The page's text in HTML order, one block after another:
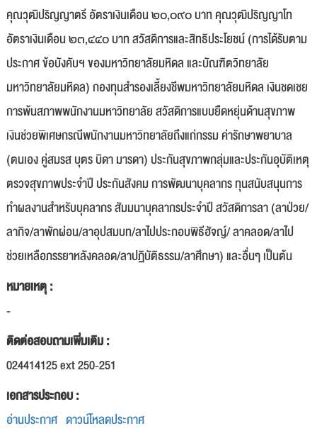
คุณวุฒิปริญญาตรี อัตราเงินเดือน ๒๐,๐๙๐ บาท คุณวุฒิปริญญาโท
อัตราเงินเดือน ๒๓,๔๔๐ บาท สวัสดิการและสิทธิประโยชน์ (การได้รับตาม
ประกาศ ข้อบังคับฯ ของมหาวิทยาลัยมหิดล และบัณฑิตวิทยาลัย
มหาวิทยาลัยมหิดล) กองทุนสำรองเลี้ยงชีพมหาวิทยาลัยมหิดล เงินชดเชย
การพ้นสภาพพนักงานมหาวิทยาลัย สวัสดิการแบบยืดหยุ่นด้านสุขภาพ
เงินช่วยพิเศษกรณีพนักงานมหาวิทยาลัยถึงแก่กรรม ค่ารักษาพยาบาล
(ตนเอง คู่สมรส บุตร บิดา มารดา) ประกันสุขภาพกลุ่มและประกันอุบัติเหตุ
ตรวจสุขภาพประจำปี ประกันสังคม การพัฒนาบุคลากร ทุนสนับสนุนการ
ทำผลงานสำหรับบุคลากร สัมมนาบุคลากรประจำปี สวัสดิการลา (ลาป่วย/
ลากิจ/ลาพักผ่อน/ลาอุปสมบท/ลาไปประกอบพิธีฮัจญ์/ ลาคลอด/ลาไป
ช่วยเหลือภรรยาหลังคลอด/ลาปฏิบัติธรรม/ลาศึกษา) และอื่นๆ เป็นต้น
หมายเหตุ :
-
ติดต่อสอบถามเพิ่มเติม :
024414125 ext 250-251
เอกสารประกอบ :
อ่านประกาศ ดาวน์โหลดประกาศ